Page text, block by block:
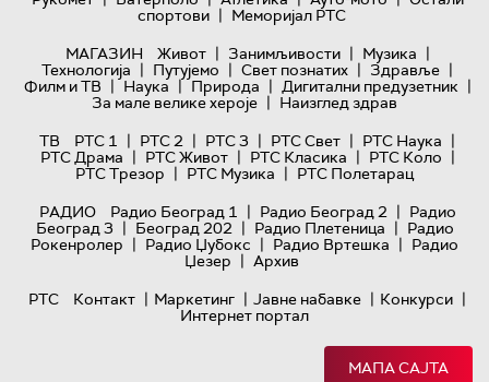
спортови | Меморијал РТС
МАГАЗИН
Живот | Занимљивости | Музика |
Технологијa | Путујемо | Свет познатих | Здравље |
Филм и ТВ | Наука | Природа | Дигитални предузетник |
За мале велике хероје | Наизглед здрав
ТВ
РТС 1 | РТС 2 | РТС 3 | РТС Свет | РТС Наука |
РТС Драма | РТС Живот | РТС Класика | РТС Коло |
РТС Трезор | РТС Музика | РТС Полетарац
РАДИО
Радио Београд 1 | Радио Београд 2 | Радио
Београд 3 | Београд 202 | Радио Плетеница | Радио
Рокенролер | Радио Џубокс | Радио Вртешка | Радио
Џезер | Архив
РТС
Контакт | Маркетинг | Јавне набавке | Конкурси |
Интернет портал
МАПА САЈТА